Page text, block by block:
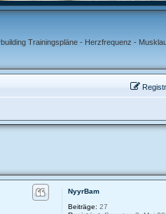
Trainingspläne - Herzfrequenz -
NyуrBam
Beiträge: 27